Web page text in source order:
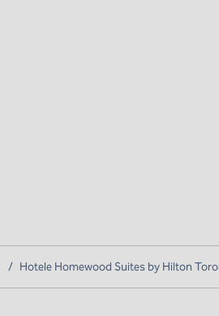
/ Hotele Homewood Suites by Hilton